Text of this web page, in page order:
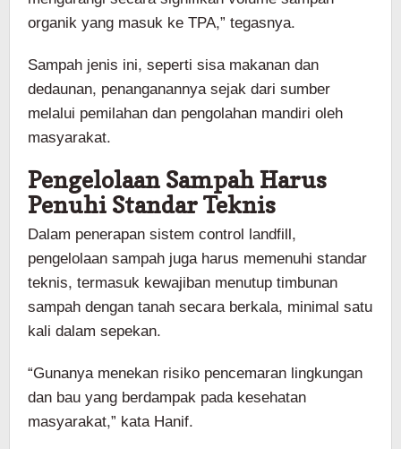
organik yang masuk ke TPA,” tegasnya.
Sampah jenis ini, seperti sisa makanan dan
dedaunan, penanganannya sejak dari sumber
melalui pemilahan dan pengolahan mandiri oleh
masyarakat.
Pengelolaan Sampah Harus
Penuhi Standar Teknis
Dalam penerapan sistem control landfill,
pengelolaan sampah juga harus memenuhi standar
teknis, termasuk kewajiban menutup timbunan
sampah dengan tanah secara berkala, minimal satu
kali dalam sepekan.
“Gunanya menekan risiko pencemaran lingkungan
dan bau yang berdampak pada kesehatan
masyarakat,” kata Hanif.